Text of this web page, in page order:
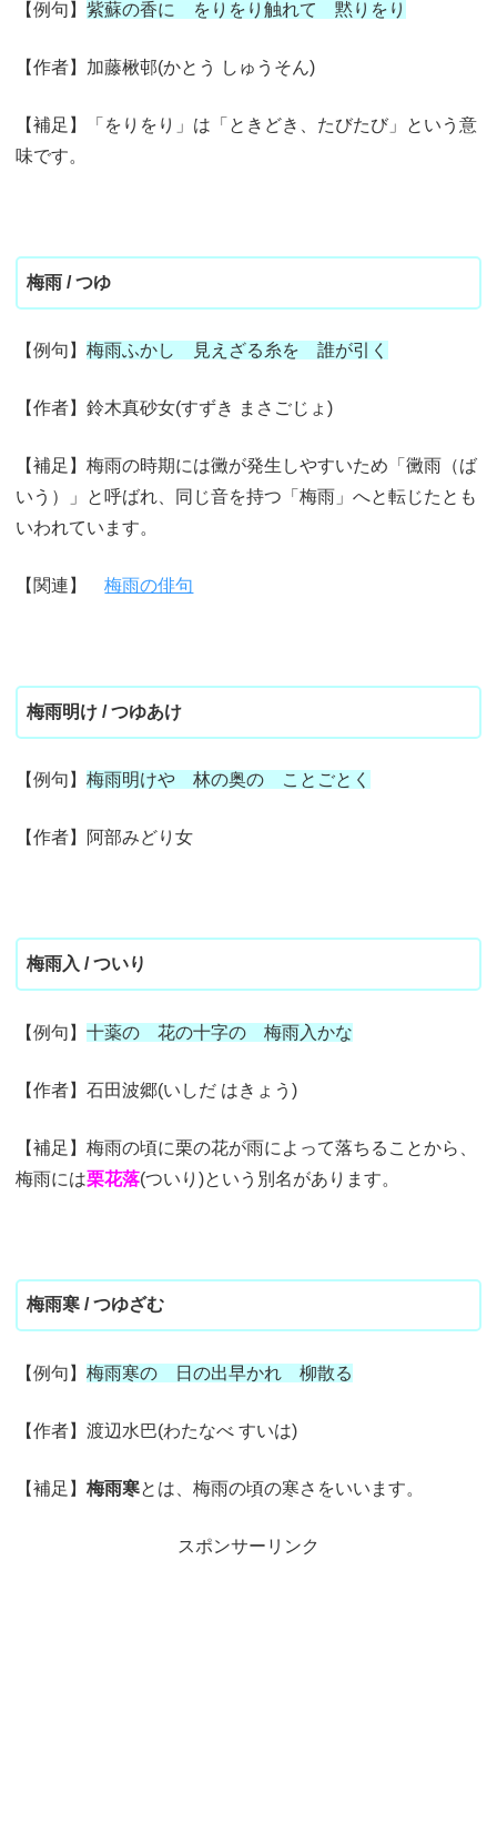
【例句】紫蘇の香に をりをり触れて 黙りをり
【作者】加藤楸邨(かとう しゅうそん)
【補足】「をりをり」は「ときどき、たびたび」という意
味です。
梅雨 / つゆ
【例句】梅雨ふかし 見えざる糸を 誰が引く
【作者】鈴木真砂女(すずき まさごじょ)
【補足】梅雨の時期には黴が発生しやすいため「黴雨（ば
いう）」と呼ばれ、同じ音を持つ「梅雨」へと転じたとも
いわれています。
【関連】梅雨の俳句
梅雨明け / つゆあけ
【例句】梅雨明けや 林の奥の ことごとく
【作者】阿部みどり女
梅雨入 / ついり
【例句】十薬の 花の十字の 梅雨入かな
【作者】石田波郷(いしだ はきょう)
【補足】梅雨の頃に栗の花が雨によって落ちることから、
梅雨には栗花落(ついり)という別名があります。
梅雨寒 / つゆざむ
【例句】梅雨寒の 日の出早かれ 柳散る
【作者】渡辺水巴(わたなべ すいは)
【補足】梅雨寒とは、梅雨の頃の寒さをいいます。
スポンサーリンク